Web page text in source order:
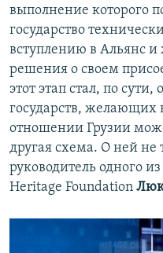
выполнение которого
государство
вступлению в Альянс и
решения о своем
этот этап стал, по
государств, желающих
отношении Грузии
другая схема. О ней не
руководитель одного
Heritage Foundation